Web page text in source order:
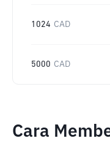
1024 CAD
5000 CAD
Cara